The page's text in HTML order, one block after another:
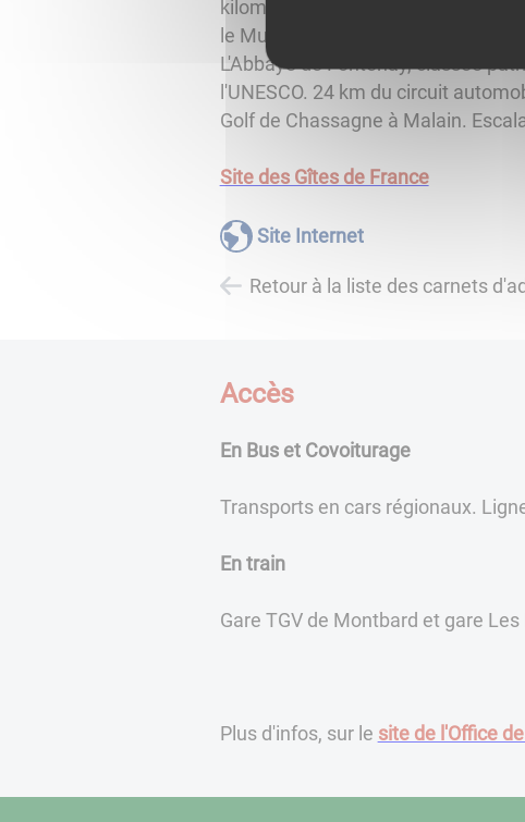
kilomètres, le village médiéval de
le MuséoParc Alésia, le château
L'Abbaye de Fontenay, classée
l'UNESCO. 24 km du circuit
Golf de Chassagne à Malain.
Site des Gîtes de France
Site Internet
Retour à la liste des carnets
Accès
En Bus et Covoiturage
Transports en cars régionaux.
En train
Gare TGV de Montbard et gare
Plus d'infos, sur le site de l'Office